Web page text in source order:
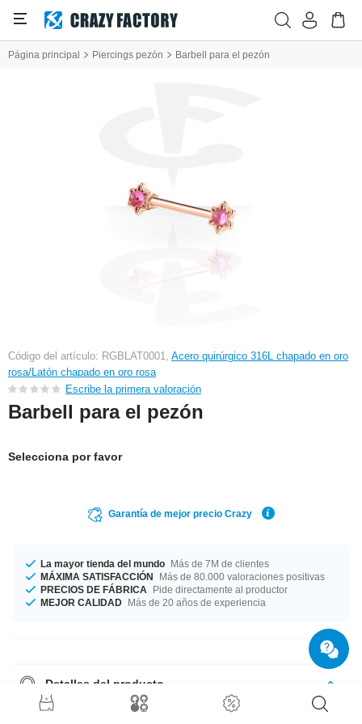
Página principal Piercings pezón Barbell para el pezón
Código del artículo: RGBLAT0001, Acero quirúrgico 316L chapado en oro
rosa/Latón chapado en oro rosa
Escribe la primera valoración
Barbell para el pezón
Selecciona por favor
Garantía de mejor precio Crazy
La mayor tienda del mundo Más de 7M de clientes
MÁXIMA SATISFACCIÓN
Más de 80.000 valoraciones positivas
PRECIOS DE FÁBRICA
Pide directamente al productor
MEJOR CALIDAD Más de 20 años de experiencia
Detalles del producto
Dos grosores disponibles para que elijas tu favorito: 1.2 mm y 1.6 mm.